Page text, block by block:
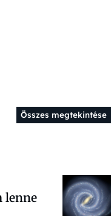
Összes megtekintése
lenne